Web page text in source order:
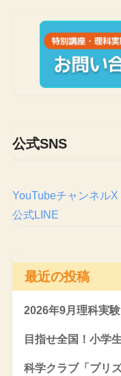
公式SNS
YouTubeチャンネルX
公式LINE
最近の投稿
2026年9月理科実
目指せ全国！小学
科学クラブ「プリ